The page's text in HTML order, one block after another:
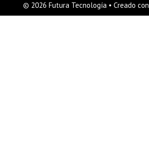
© 2026 Futura Tecnología • Creado con